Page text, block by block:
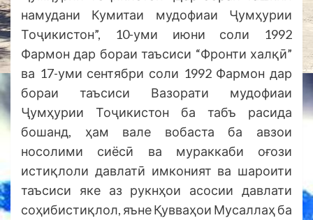
намудани Кумитаи мудофиаи Ҷумҳурии
Тоҷикистон”, 10-уми июни соли 1992
Фармон дар бораи таъсиси “Фронти халқӣ”
ва 17-уми сентябри соли 1992 Фармон дар
бораи таъсиси Вазорати мудофиаи
Ҷумҳурии Тоҷикистон ба табъ расида
бошанд, ҳам вале вобаста ба авзои
носолими сиёсӣ ва мураккаби оғози
истиқлоли давлатӣ имконият ва шароити
таъсиси яке аз рукнҳои асосии давлати
соҳибистиқлол, яъне Қувваҳои Мусаллаҳ ба